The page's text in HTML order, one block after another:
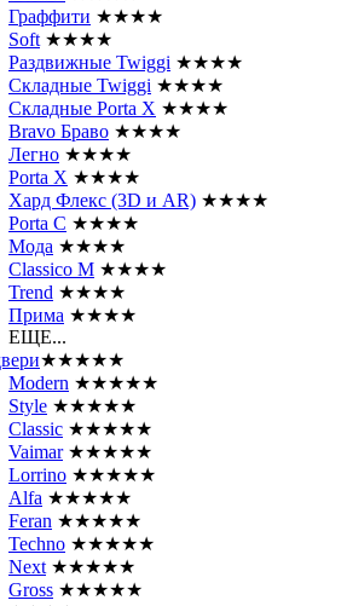
Граффити ★★★★
Soft ★★★★
Раздвижные Twiggi ★★★★
Складные Twiggi ★★★★
Складные Porta X ★★★★
Bravo Браво ★★★★
Легно ★★★★
Porta X ★★★★
Хард Флекс (3D и AR) ★★★★
Porta C ★★★★
Мода ★★★★
Classico M ★★★★
Trend ★★★★
Прима ★★★★
ЕЩЕ...
★★★★★
Modern ★★★★★
Style ★★★★★
Classic ★★★★★
Vaimar ★★★★★
Lorrino ★★★★★
Alfa ★★★★★
Feran ★★★★★
Techno ★★★★★
Next ★★★★★
Gross ★★★★★